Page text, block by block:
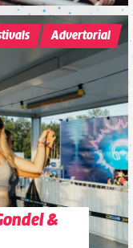
&
Advertorial